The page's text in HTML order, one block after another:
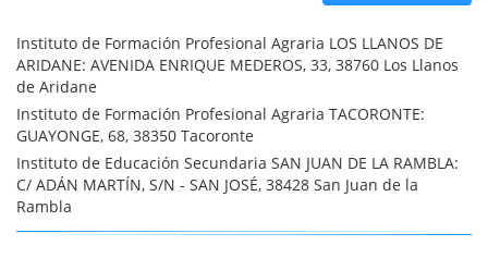
Instituto de Formación Profesional Agraria LOS LLANOS DE
ARIDANE: AVENIDA ENRIQUE MEDEROS, 33, 38760 Los Llanos
de Aridane
Instituto de Formación Profesional Agraria TACORONTE:
GUAYONGE, 68, 38350 Tacoronte
Instituto de Educación Secundaria SAN JUAN DE LA RAMBLA:
C/ ADÁN MARTÍN, S/N - SAN JOSÉ, 38428 San Juan de la
Rambla